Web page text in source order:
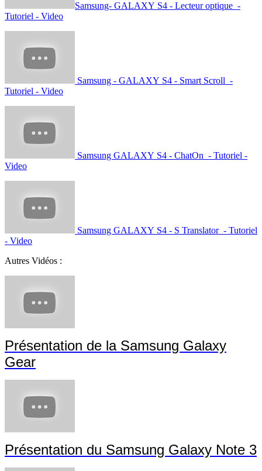
Samsung- GALAXY S4 - Lecteur optique -
Tutoriel - Video
Samsung - GALAXY S4 - Smart Scroll -
Tutoriel - Video
Samsung GALAXY S4 - ChatOn - Tutoriel -
Video
Samsung GALAXY S4 - S Translator - Tutoriel
- Video
Autres Vidéos :
Présentation de la Samsung Galaxy
Gear
Présentation du Samsung Galaxy Note 3